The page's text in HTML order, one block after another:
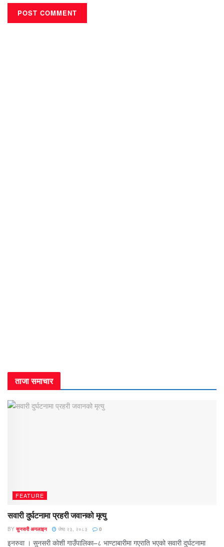
ताजा समाचार
FEATURE
सवारी दुर्घटनामा प्रहरी जवानको मृत्यु
BY सुनसरी अनलाइन जेष्ठ २३, २०८३ 0
इनरुवा । सुनसरी कोशी गाउँपालिका–८ भाण्टाबारीमा गएराति भएको सवारी दुर्घटनामा